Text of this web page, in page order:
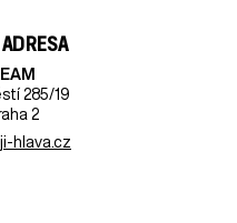
285/19
2
hlava.cz